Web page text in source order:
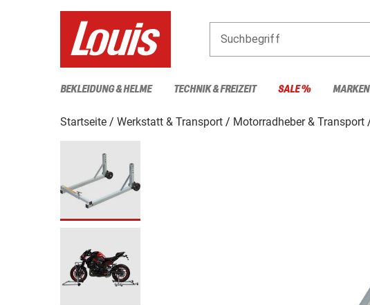
Suchbegriff
BEKLEIDUNG & HELME TECHNIK & FREIZEIT SALE % MARKEN
Startseite Werkstatt & Transport Motorradheber & Transport